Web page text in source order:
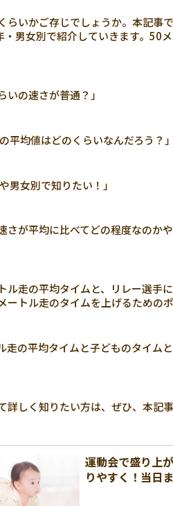
らいかご存じでしょうか。本記事
・男女別で紹介していきます。50
いの速さが普通？」
平均値はどのくらいなんだろう？」
男女別で知りたい！」
さが平均に比べてどの程度なの
走の平均タイムと、リレー選手
トル走のタイムを上げるための
走の平均タイムと子どものタイム
しく知りたい方は、ぜひ、本記
運動会で盛り上
りやすく！当日